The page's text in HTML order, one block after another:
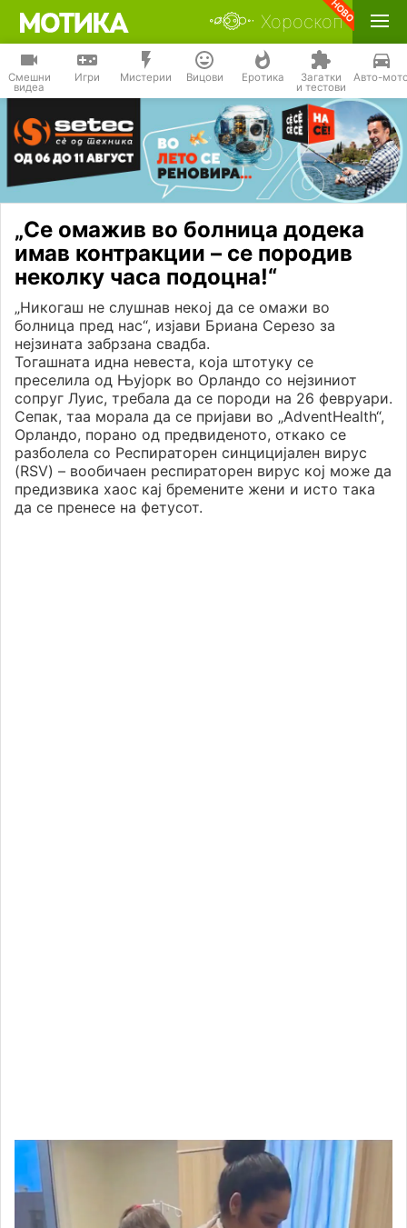
Хороскоп
Смешни
видеа
Игри Мистерии Вицови Еротика Загатки
и тестови
Авто-
„Се омажив во болница додека
имав контракции – се породив
неколку часа подоцна!“
„Никогаш не слушнав некој да се омажи во
болница пред нас“, изјави Бриана Серезо за
нејзината забрзана свадба.
Тогашната идна невеста, која штотуку се
преселила од Њујорк во Орландо со нејзиниот
сопруг Луис, требала да се породи на 26 февруари.
Сепак, таа морала да се пријави во „AdventHealth“,
Орландо, порано од предвиденото, откако се
разболела со Респираторен синцицијален вирус
(RSV) – вообичаен респираторен вирус кој може да
предизвика хаос кај бремените жени и исто така
да се пренесе на фетусот.